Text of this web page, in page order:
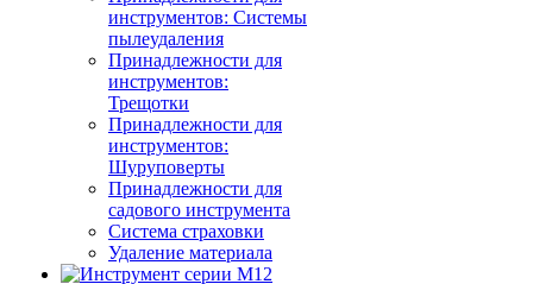
инструментов: Системы
пылеудаления
Принадлежности для
инструментов:
Трещотки
Принадлежности для
инструментов:
Шуруповерты
Принадлежности для
садового инструмента
Система страховки
Удаление материала